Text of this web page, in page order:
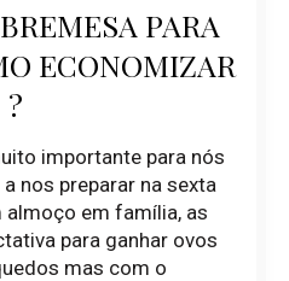
PARA
ECONOMIZAR
?
importante para nós
nos preparar na sexta
em família, as
para ganhar ovos
mas com o